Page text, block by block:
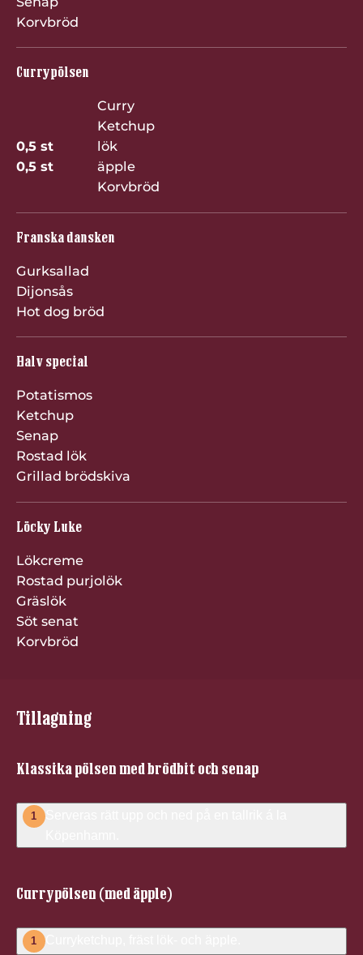
Korvbröd
Currypölsen
Curry
Ketchup
0,5 st
lök
0,5 st
äpple
Korvbröd
Franska dansken
Gurksallad
Dijonsås
Hot dog bröd
Halv special
Potatismos
Ketchup
Senap
Rostad lök
Grillad brödskiva
Löcky Luke
Lökcreme
Rostad purjolök
Gräslök
Söt senat
Korvbröd
Tillagning
Klassika pölsen med brödbit och senap
1
Serveras rätt upp och ned på en tallrik á la
Currypölsen (med äpple)
1 Curryketchup, fräst lök- och äpple.